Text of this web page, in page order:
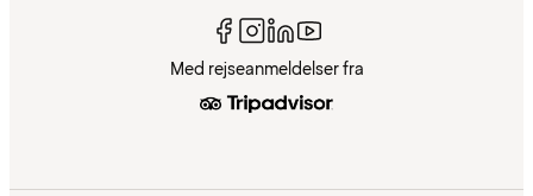
Med rejseanmeldelser fra